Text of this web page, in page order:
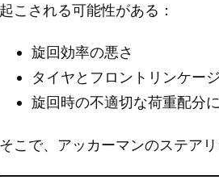
起こされる可能性がある：
旋回効率の悪さ
タイヤとフロントリンケー
旋回時の不適切な荷重配分
そこで、アッカーマンのステア